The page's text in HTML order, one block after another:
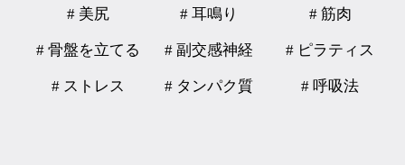
# 美尻 # 耳鳴り # 筋肉
# 骨盤を立てる # 副交感神経 # ピラティス
# ストレス # タンパク質 # 呼吸法